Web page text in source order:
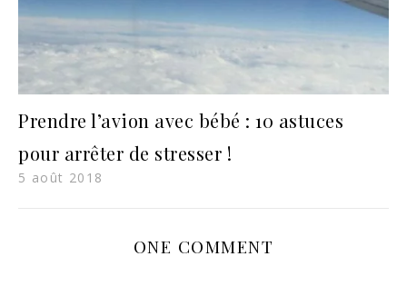
Prendre l’avion avec bébé : 10 astuces
pour arrêter de stresser !
5 août 2018
ONE COMMENT